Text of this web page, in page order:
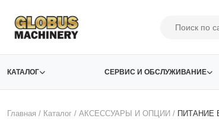
КАТАЛОГ СЕРВИС И ОБСЛУЖИВАНИЕ
Главная / Каталог / АКСЕСCУАРЫ И ОПЦИИ / ПИТАНИЕ